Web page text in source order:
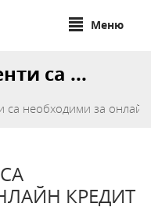
Меню
са ...
са необходими за
КРЕДИТ